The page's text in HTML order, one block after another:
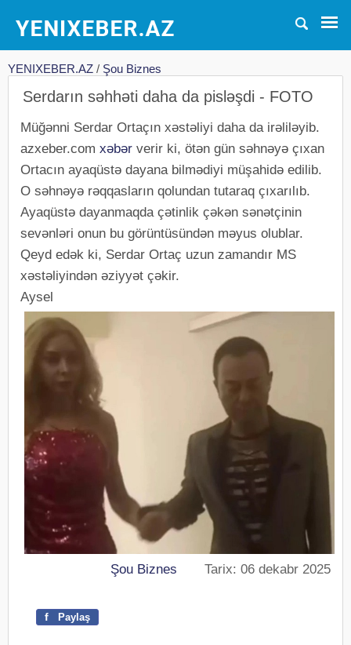
YENIXEBER.AZ / Şou Biznes
Serdarın səhhəti daha da pisləşdi - FOTO
Müğənni Serdar Ortaçın xəstəliyi daha da irəliləyib.
azxeber.com xəbər verir ki, ötən gün səhnəyə çıxan
Ortacın ayaqüstə dayana bilmədiyi müşahidə edilib.
O səhnəyə rəqqasların qolundan tutaraq çıxarılıb.
Ayaqüstə dayanmaqda çətinlik çəkən sənətçinin
sevənləri onun bu görüntüsündən məyus olublar.
Qeyd edək ki, Serdar Ortaç uzun zamandır MS
xəstəliyindən əziyyət çəkir.
Aysel
Şou Biznes Tarix: 06 dekabr 2025
f Paylaş